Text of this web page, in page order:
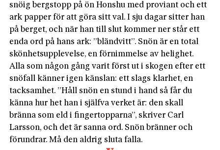
snöig bergstopp på ön Honshu med proviant och ett
ark papper för att göra sitt val. I sju dagar sitter han
på berget, och när han till slut kommer ner står ett
enda ord på hans ark: ”bländvitt”. Snön är en total
skönhetsupplevelse, en förnimmelse av helighet.
Alla som någon gång varit först ut i skogen efter ett
snöfall känner igen känslan: ett slags klarhet, en
tacksamhet. ”Håll snön en stund i hand så får du
känna hur het han i själfva verket är: den skall
bränna som eld i fingertopparna”, skriver Carl
Larsson, och det är sanna ord. Snön bränner och
förundrar. Må den aldrig sluta falla.